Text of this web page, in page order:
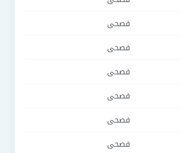
فصحى
فصحى
فصحى
فصحى
فصحى
فصحى